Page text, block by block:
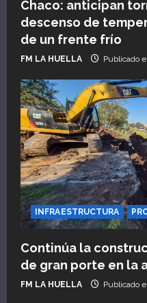
Chaco: anticipan
descenso de
de un frente frío
FM LA HUELLA Publicado
INFRAESTRUCTURA
Continúa la
de gran porte en la
FM LA HUELLA Publicado